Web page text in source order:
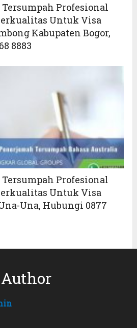
Profesional
Untuk Visa
Kabupaten Bogor,
8883
Profesional
Untuk Visa
Una, Hubungi 0877